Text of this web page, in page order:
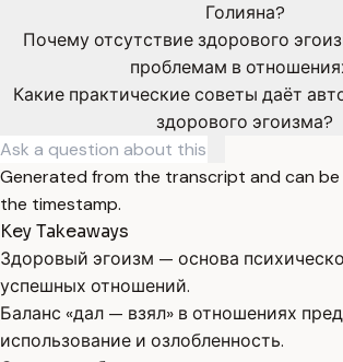
Голияна?
Почему отсутствие здорового
проблемам в
Какие практические советы даёт
здорового эгоизма?
Generated from the transcript and can
the timestamp.
Key Takeaways
Здоровый эгоизм — основа
успешных отношений.
Баланс «дал — взял» в отношениях
использование и озлобленность.